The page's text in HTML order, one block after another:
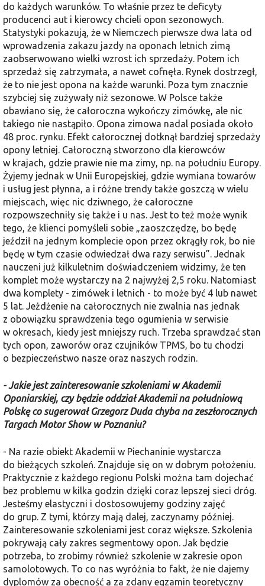
do każdych warunków. To właśnie przez te deficyty
producenci aut i kierowcy chcieli opon sezonowych.
Statystyki pokazują, że w Niemczech pierwsze dwa lata od
wprowadzenia zakazu jazdy na oponach letnich zimą
zaobserwowano wielki wzrost ich sprzedaży. Potem ich
sprzedaż się zatrzymała, a nawet cofnęła. Rynek dostrzegł,
że to nie jest opona na każde warunki. Poza tym znacznie
szybciej się zużywały niż sezonowe. W Polsce także
obawiano się, że całoroczna wykończy zimówkę, ale nic
takiego nie nastąpiło. Opona zimowa nadal posiada około
48 proc. rynku. Efekt całorocznej dotknął bardziej sprzedaży
opony letniej. Całoroczną stworzono dla kierowców
w krajach, gdzie prawie nie ma zimy, np. na południu Europy.
Żyjemy jednak w Unii Europejskiej, gdzie wymiana towarów
i usług jest płynna, a i różne trendy także goszczą w wielu
miejscach, więc nic dziwnego, że całoroczne
rozpowszechniły się także i u nas. Jest to też może wynik
tego, że klienci pomyśleli sobie „zaoszczędzę, bo będę
jeździł na jednym komplecie opon przez okrągły rok, bo nie
będę w tym czasie odwiedzał dwa razy serwisu”. Jednak
nauczeni już kilkuletnim doświadczeniem widzimy, że ten
komplet może wystarczy na 2 najwyżej 2,5 roku. Natomiast
dwa komplety - zimówek i letnich - to może być 4 lub nawet
5 lat. Jeżdżenie na całorocznych nie zwalnia nas jednak
z obowiązku sprawdzenia tego ogumienia w serwisie
w okresach, kiedy jest mniejszy ruch. Trzeba sprawdzać stan
tych opon, zaworów oraz czujników TPMS, bo tu chodzi
o bezpieczeństwo nasze oraz naszych rodzin.
- Jakie jest zainteresowanie szkoleniami w Akademii
Oponiarskiej, czy będzie oddział Akademii na południową
Polskę co sugerował Grzegorz Duda chyba na zeszłorocznych
Targach Motor Show w Poznaniu?
- Na razie obiekt Akademii w Piechaninie wystarcza
do bieżących szkoleń. Znajduje się on w dobrym położeniu.
Praktycznie z każdego regionu Polski można tam dojechać
bez problemu w kilka godzin dzięki coraz lepszej sieci dróg.
Jesteśmy elastyczni i dostosowujemy godziny zajęć
do grup. Z tymi, którzy mają dalej, zaczynamy później.
Zainteresowanie szkoleniami jest coraz większe. Szkolenia
pokrywają cały zakres segmentowy opon. Jak będzie
potrzeba, to zrobimy również szkolenie w zakresie opon
samolotowych. To co nas wyróżnia to fakt, że nie dajemy
dyplomów za obecność a za zdany egzamin teoretyczny